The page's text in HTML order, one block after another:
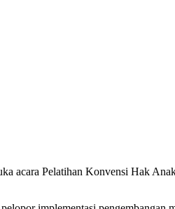
Pelatihan Konvensi Hak